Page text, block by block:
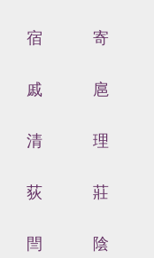
宿 寄
戚 扈
清 理
荻 莊
閆 陰